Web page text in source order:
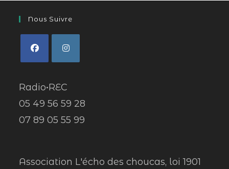
Nous Suivre
Radio•REC
05 49 56 59 28
07 89 05 55 99
Association L'écho des choucas, loi 1901